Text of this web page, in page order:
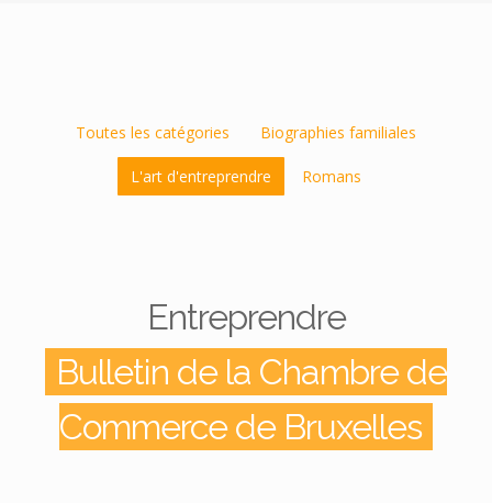
Toutes les catégories Biographies familiales
L'art d'entreprendre Romans
Entreprendre
Bulletin de la Chambre de
Commerce de Bruxelles